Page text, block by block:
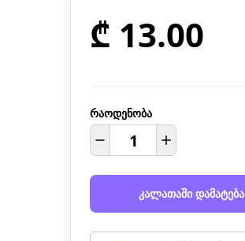
₾ 13.00
რაოდენობა
კალათაში დამატება